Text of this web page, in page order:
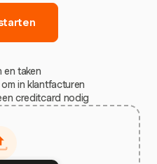
en taken
in klantfacturen
creditcard nodig